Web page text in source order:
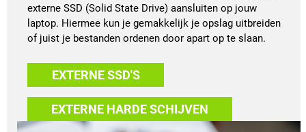
externe SSD (Solid State Drive) aansluiten op jouw
laptop. Hiermee kun je gemakkelijk je opslag uitbreiden
of juist je bestanden ordenen door apart op te slaan.
EXTERNE SSD'S
EXTERNE HARDE SCHIJVEN